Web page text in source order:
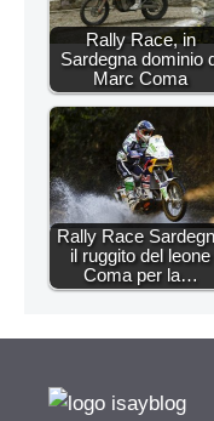
Rally Race, in
Sardegna dominio
Marc Coma
Rally Race
il ruggito del leone
Coma per la…